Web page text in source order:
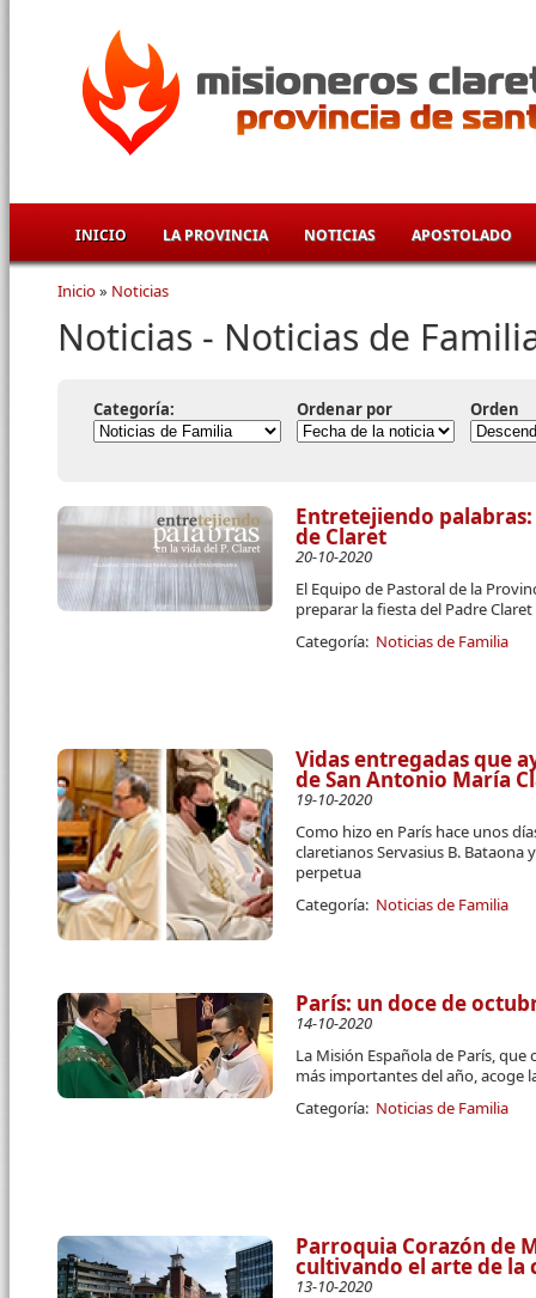
INICIO LA PROVINCIA NOTICIAS APOSTOLADO
Se encuentra usted aquí
Inicio» Noticias
Noticias - Noticias de
Categoría: Ordenar por Orden
Entretejiendo
de Claret
20-10-2020
El Equipo de Pastoral de la
preparar la fiesta del Padre Claret
Categoría: Noticias de Familia
Vidas entregadas que
de San Antonio María
19-10-2020
Como hizo en París hace unos
claretianos Servasius B.
perpetua
Categoría: Noticias de Familia
París: un doce de
14-10-2020
La Misión Española de París,
más importantes del año, acoge
Categoría: Noticias de Familia
Parroquia Corazón de
cultivando el arte de la
13-10-2020